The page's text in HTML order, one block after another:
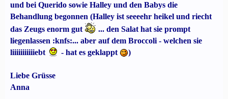
und bei Querido sowie Halley und den Babys die
Behandlung begonnen (Halley ist seeeehr heikel und riecht
das Zeugs enorm gut
... den Salat hat sie prompt
liegenlassen :knfs:... aber auf dem Broccoli - welchen sie
liiiiiiiiiiiebt
- hat es geklappt )
Liebe Grüsse
Anna